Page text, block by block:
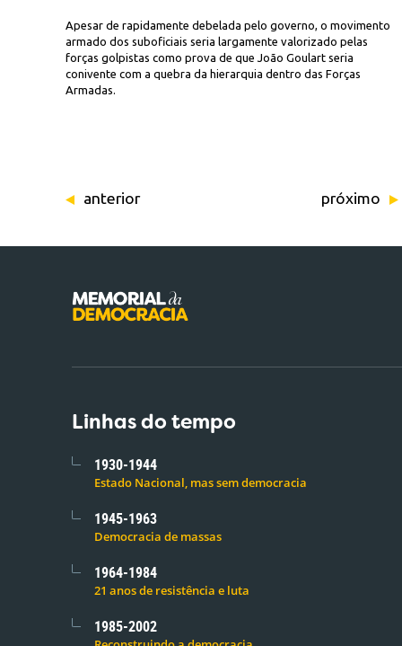
Apesar de rapidamente debelada pelo governo, o movimento
armado dos suboficiais seria largamente valorizado pelas
forças golpistas como prova de que João Goulart seria
conivente com a quebra da hierarquia dentro das Forças
Armadas.
anterior próximo
Linhas do tempo
1930-1944
Estado Nacional, mas sem democracia
1945-1963
Democracia de massas
1964-1984
21 anos de resistência e luta
1985-2002